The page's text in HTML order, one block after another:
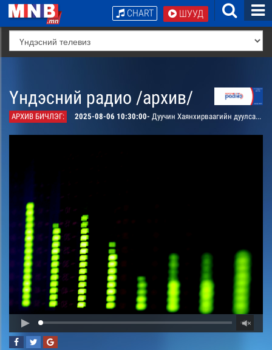
ШУУД
CHART
Үндэсний радио /архив/
АРХИВ БИЧЛЭГ: 2025-08-06 10:30:00- Дуучин Хаянхирваагийн дуулсан “Намайг хүлээ” дуу